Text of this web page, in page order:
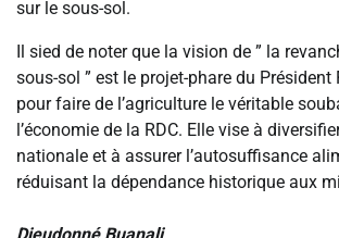
sur le sous-sol.
‎Il sied de noter que la vision de ” la
sous-sol ” est le projet-phare du Président
pour faire de l’agriculture le véritable
l’économie de la RDC. Elle vise à
nationale et à assurer l’autosuffisance
réduisant la dépendance historique aux